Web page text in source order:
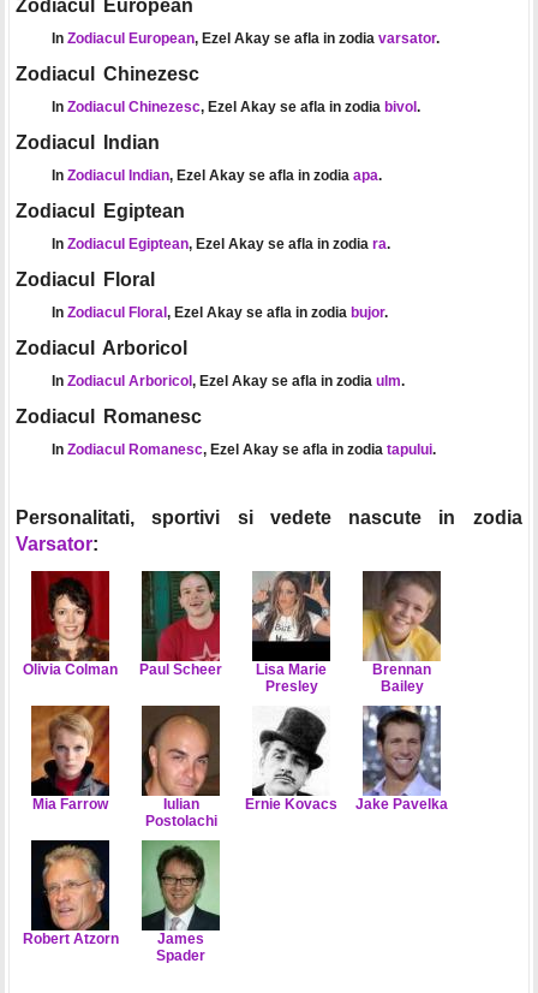
Zodiacul European
In Zodiacul European, Ezel Akay se afla in zodia varsator.
Zodiacul Chinezesc
In Zodiacul Chinezesc, Ezel Akay se afla in zodia bivol.
Zodiacul Indian
In Zodiacul Indian, Ezel Akay se afla in zodia apa.
Zodiacul Egiptean
In Zodiacul Egiptean, Ezel Akay se afla in zodia ra.
Zodiacul Floral
In Zodiacul Floral, Ezel Akay se afla in zodia bujor.
Zodiacul Arboricol
In Zodiacul Arboricol, Ezel Akay se afla in zodia ulm.
Zodiacul Romanesc
In Zodiacul Romanesc, Ezel Akay se afla in zodia tapului.
Personalitati, sportivi si vedete nascute in zodia
Varsator:
Olivia Colman Paul Scheer
Lisa Marie
Presley
Brennan
Bailey
Mia Farrow
Iulian
Postolachi
Ernie Kovacs Jake Pavelka
Robert Atzorn
James
Spader